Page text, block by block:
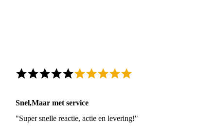
Snel,Maar met service
"Super snelle reactie, actie en levering!"